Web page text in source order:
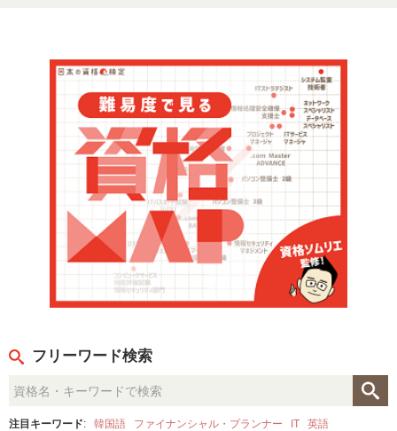
フリーワード検索
注目キーワード: 韓国語 ファイナンシャル・プランナー IT 英語